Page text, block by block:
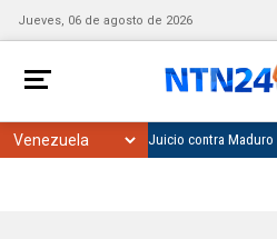
Jueves, 06 de agosto de 2026
Juicio contra Maduro